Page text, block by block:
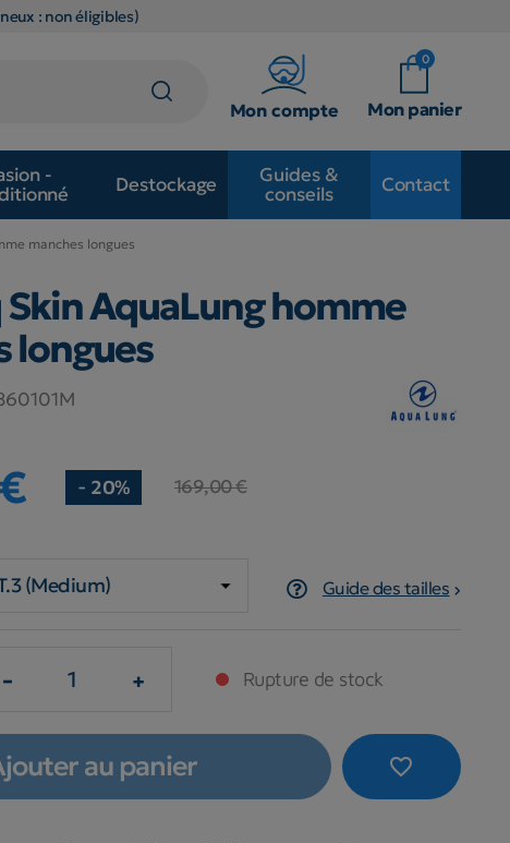
: non éligibles)
Mon compte
0
Mon panier
-
Destockage
Guides &
conseils
Contact
manches longues
AquaLung homme
longues
- 20% 169,00 €
Guide des tailles
- + Rupture de stock
favorite_border
au panier